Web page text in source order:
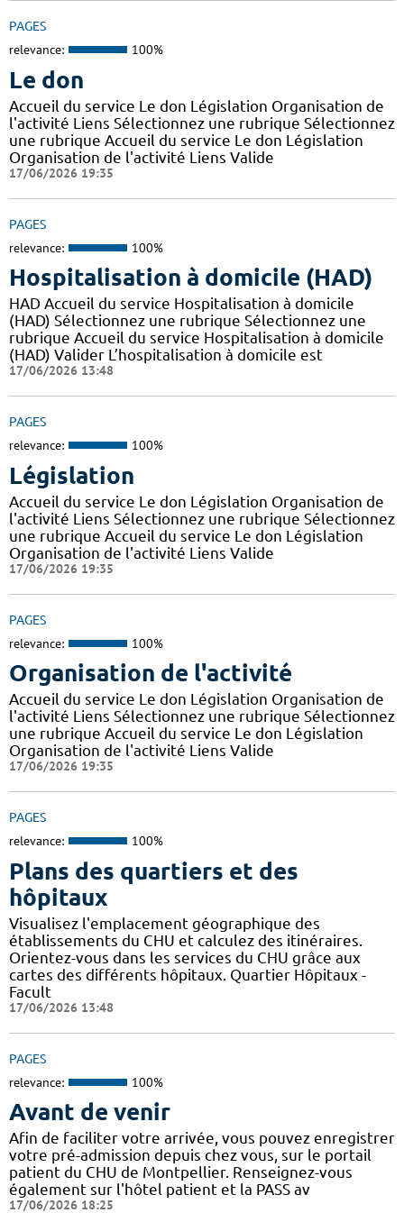
PAGES
relevance: 100%
Le don
Accueil du service Le don Législation Organisation de
l'activité Liens Sélectionnez une rubrique Sélectionnez
une rubrique Accueil du service Le don Législation
Organisation de l'activité Liens Valide
17/06/2026 19:35
PAGES
relevance: 100%
Hospitalisation à domicile (HAD)
HAD Accueil du service Hospitalisation à domicile
(HAD) Sélectionnez une rubrique Sélectionnez une
rubrique Accueil du service Hospitalisation à domicile
(HAD) Valider L’hospitalisation à domicile est
17/06/2026 13:48
PAGES
relevance: 100%
Législation
Accueil du service Le don Législation Organisation de
l'activité Liens Sélectionnez une rubrique Sélectionnez
une rubrique Accueil du service Le don Législation
Organisation de l'activité Liens Valide
17/06/2026 19:35
PAGES
relevance: 100%
Organisation de l'activité
Accueil du service Le don Législation Organisation de
l'activité Liens Sélectionnez une rubrique Sélectionnez
une rubrique Accueil du service Le don Législation
Organisation de l'activité Liens Valide
17/06/2026 19:35
PAGES
relevance: 100%
Plans des quartiers et des
hôpitaux
Visualisez l'emplacement géographique des
établissements du CHU et calculez des itinéraires.
Orientez-vous dans les services du CHU grâce aux
cartes des différents hôpitaux. Quartier Hôpitaux -
Facult
17/06/2026 13:48
PAGES
relevance: 100%
Avant de venir
Afin de faciliter votre arrivée, vous pouvez enregistrer
votre pré-admission depuis chez vous, sur le portail
patient du CHU de Montpellier. Renseignez-vous
également sur l'hôtel patient et la PASS av
17/06/2026 18:25